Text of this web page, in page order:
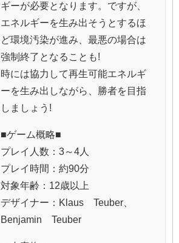
ギーが必要となります。ですが、
エネルギーを生み出そうとするほ
ど環境汚染が進み、最悪の場合は
強制終了となることも!
時には協力して再生可能エネルギ
ーを生み出しながら、勝者を目指
しましょう!
■ゲーム概略■
プレイ人数：3～4人
プレイ時間：約90分
対象年齢：12歳以上
デザイナー：Klaus Teuber、
Benjamin Teuber